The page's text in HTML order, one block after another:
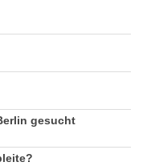
gesucht